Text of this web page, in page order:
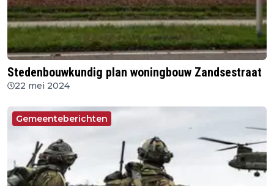
Stedenbouwkundig plan woningbouw Zandsestraat
22 mei 2024
Gemeenteberichten